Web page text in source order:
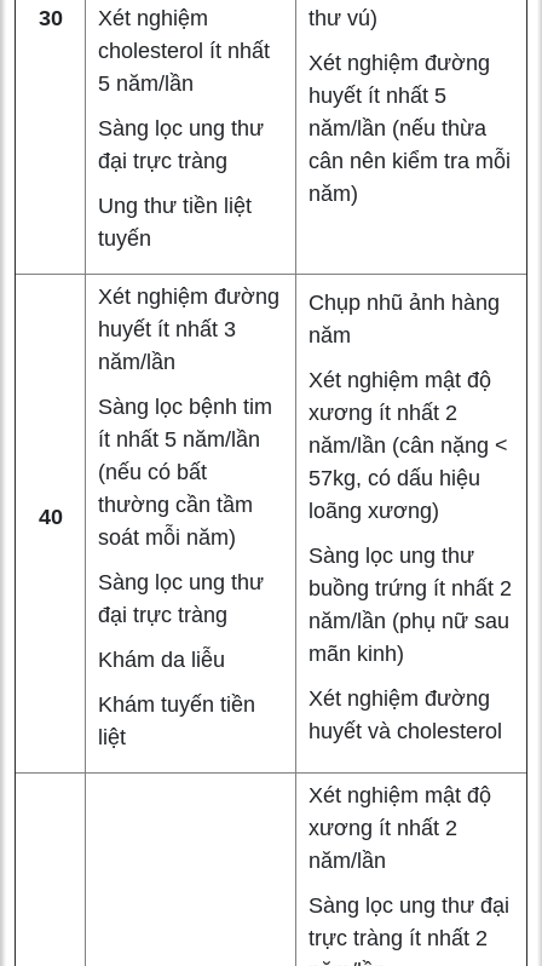
30
Xét nghiệm
cholesterol ít nhất
5 năm/lần
Sàng lọc ung thư
đại trực tràng
Ung thư tiền liệt
tuyến
thư vú)
Xét nghiệm đường
huyết ít nhất 5
năm/lần (nếu thừa
cân nên kiểm tra mỗi
năm)
40
Xét nghiệm đường
huyết ít nhất 3
năm/lần
Sàng lọc bệnh tim
ít nhất 5 năm/lần
(nếu có bất
thường cần tầm
soát mỗi năm)
Sàng lọc ung thư
đại trực tràng
Khám da liễu
Khám tuyến tiền
liệt
Chụp nhũ ảnh hàng
năm
Xét nghiệm mật độ
xương ít nhất 2
năm/lần (cân nặng <
57kg, có dấu hiệu
loãng xương)
Sàng lọc ung thư
buồng trứng ít nhất 2
năm/lần (phụ nữ sau
mãn kinh)
Xét nghiệm đường
huyết và cholesterol
Xét nghiệm mật độ
xương ít nhất 2
năm/lần
Sàng lọc ung thư đại
trực tràng ít nhất 2